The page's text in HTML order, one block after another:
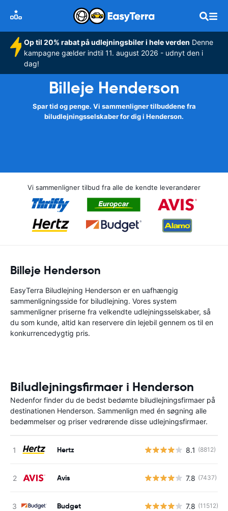
Op til 20% rabat på udlejningsbiler i hele verden Denne
kampagne gælder indtil 11. august 2026 - udnyt den i
dag!
Billeje Henderson
Spar tid og penge. Vi sammenligner tilbuddene fra
biludlejningsselskaber for dig i Henderson.
Vi sammenligner tilbud fra alle de kendte leverandører
Billeje Henderson
EasyTerra Biludlejning Henderson er en uafhængig
sammenligningsside for biludlejning. Vores system
sammenligner priserne fra velkendte udlejningsselskaber, så
du som kunde, altid kan reservere din lejebil gennem os til en
konkurrencedygtig pris.
Biludlejningsfirmaer i Henderson
Nedenfor finder du de bedst bedømte biludlejningsfirmaer på
destinationen Henderson. Sammenlign med én søgning alle
bedømmelser og priser vedrørende disse udlejningsfirmaer.
Hertz 8.1 (8812)
Avis 7.8 (7437)
Budget 7.8 (11512)